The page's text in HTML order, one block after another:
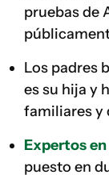
pruebas de
Los padres
es su hija y
familiares y
Expertos
puesto en